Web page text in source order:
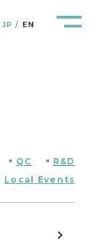
JP EN
QC
R&D
Local Events